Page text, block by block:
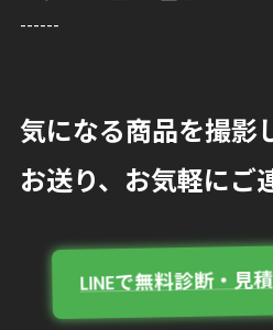
------
気になる商品を撮影
お送り、お気軽にご
LINEで無料診断・見